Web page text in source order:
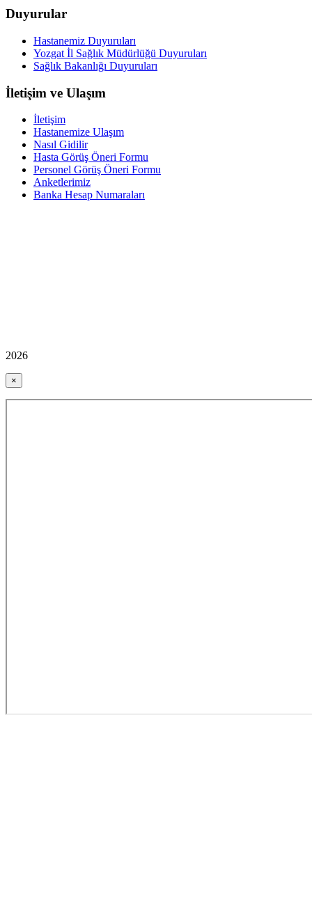
Duyurular
Hastanemiz Duyuruları
Yozgat İl Sağlık Müdürlüğü Duyuruları
Sağlık Bakanlığı Duyuruları
İletişim ve Ulaşım
İletişim
Hastanemize Ulaşım
Nasıl Gidilir
Hasta Görüş Öneri Formu
Personel Görüş Öneri Formu
Anketlerimiz
Banka Hesap Numaraları
2026
×